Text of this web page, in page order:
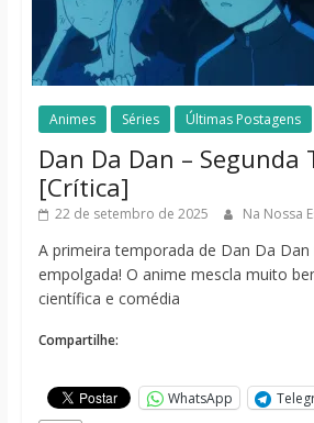
Animes Séries Últimas Postagens
Dan Da Dan – Segunda
[Crítica]
22 de setembro de 2025 Na Nossa
A primeira temporada de Dan Da
empolgada! O anime mescla muito
científica e comédia
Compartilhe:
WhatsApp